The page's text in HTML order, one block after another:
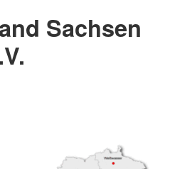
Sachsen